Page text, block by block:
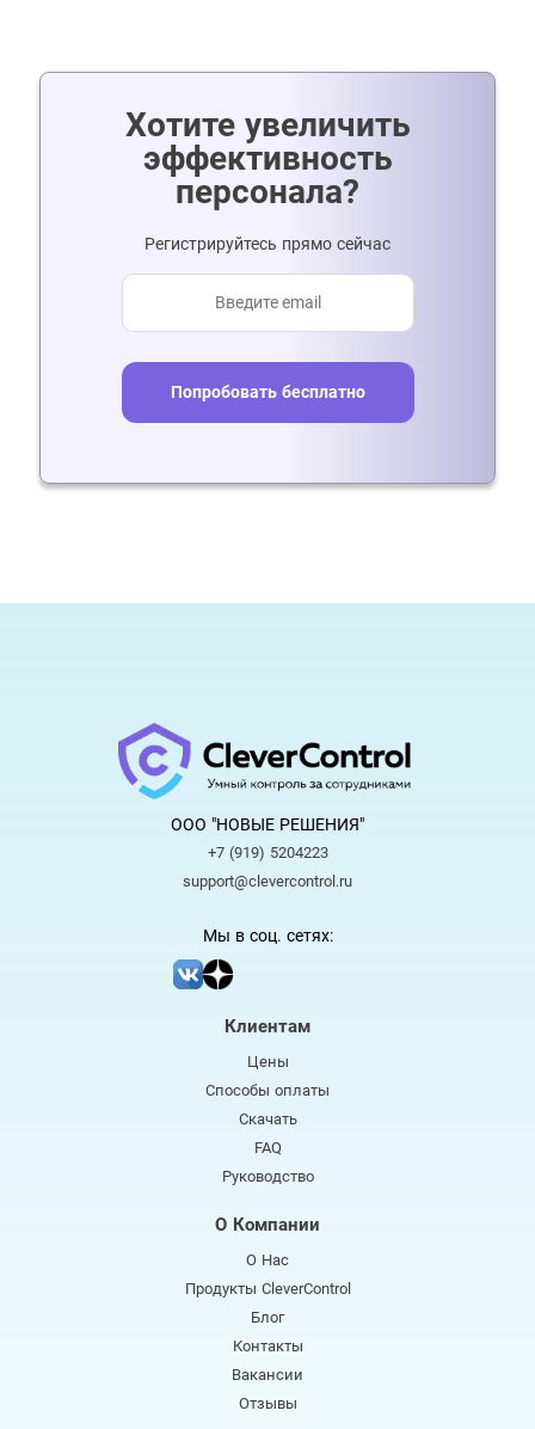
Хотите увеличить
эффективность
персонала?
Регистрируйтесь прямо сейчас
Попробовать бесплатно
ООО "НОВЫЕ РЕШЕНИЯ"
+7 (919) 5204223
support@clevercontrol.ru
Мы в соц. сетях:
Клиентам
Цены
Способы оплаты
Скачать
FAQ
Руководство
О Компании
О Нас
Продукты CleverControl
Блог
Контакты
Вакансии
Отзывы